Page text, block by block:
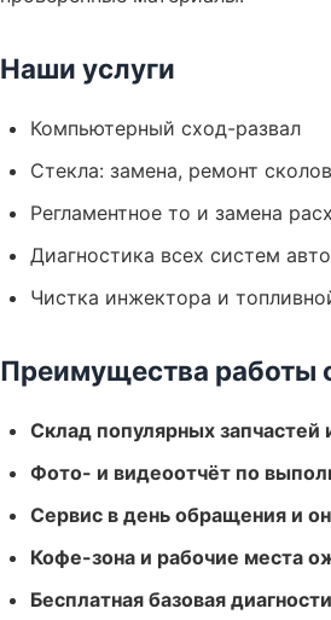
Наши услуги
Компьютерный сход-развал
Стекла: замена, ремонт
Регламентное то и замена
Диагностика всех систем
Чистка инжектора и
Преимущества работы
Склад популярных запчастей
Фото- и видеоотчёт по
Сервис в день обращения и
Кофе-зона и рабочие места
Бесплатная базовая